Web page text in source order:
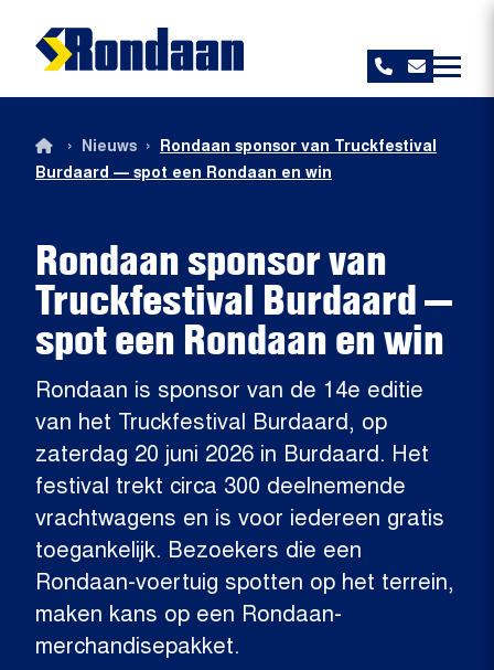
Rondaan sponsor van
Truckfestival Burdaard —
spot een Rondaan en win
Rondaan is sponsor van de 14e editie
van het Truckfestival Burdaard, op
zaterdag 20 juni 2026 in Burdaard. Het
festival trekt circa 300 deelnemende
vrachtwagens en is voor iedereen gratis
toegankelijk. Bezoekers die een
Rondaan-voertuig spotten op het terrein,
maken kans op een Rondaan-
merchandisepakket.
› Nieuws ›
Rondaan sponsor van Truckfestival
Burdaard — spot een Rondaan en win